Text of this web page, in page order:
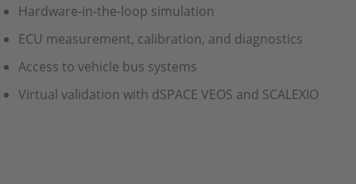
Hardware-in-the-loop simulation
ECU measurement, calibration, and diagnostics
Access to vehicle bus systems
Virtual validation with dSPACE VEOS and SCALEXIO